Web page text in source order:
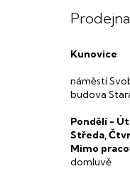
Prodejna
Kunovice
náměstí
budova
Pondělí -
Středa,
Mimo
domluvě